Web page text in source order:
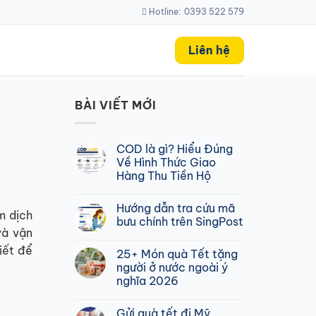
Hotline: 0393 522 579
Liên hệ
dịch
vận
để
BÀI VIẾT MỚI
COD là gì? Hiểu Đúng
Về Hình Thức Giao
Hàng Thu Tiền Hộ
bình
luận
ở
gì?
Hiểu
Đúng
Về
Giao
Hướng dẫn tra cứu mã
bưu chính trên SingPost
bình
luận
ở
Hướng
cứu
25+ Món quà Tết tặng
người ở nước ngoài ý
nghĩa 2026
Gửi quà tết đi Mỹ